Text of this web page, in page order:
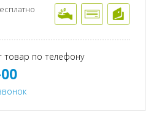
товар по телефону